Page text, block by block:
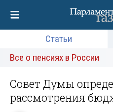
Статьи
Все о пенсиях в России
Совет Думы
рассмотрения